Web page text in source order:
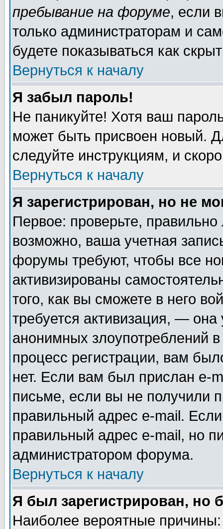
пребывание на форуме, если
только администраторам и
будете показываться как
Вернуться к началу
Я забыл пароль!
Не паникуйте! Хотя ваш
может быть присвоен новый.
следуйте инструкциям, и
Вернуться к началу
Я зарегистрирован, но не
Первое: проверьте,
возможно, ваша учетная
форумы требуют, чтобы все
активизированы
того, как вы сможете в него
требуется активизация, —
анонимных злоупотреблений
процесс регистрации, вам
нет. Если вам был прислан e-
письме, если вы не получили
правильный адрес e-mail.
правильный адрес e-mail, но
администратором форума.
Вернуться к началу
Я был зарегистрирован, но
Наиболее вероятные